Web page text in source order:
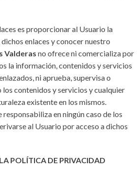
es proporcionar al Usuario la
enlaces y conocer nuestro
Valderas no ofrece ni comercializa por
la información, contenidos y servicios
ni aprueba, supervisa o
contenidos y servicios y cualquier
existente en los mismos.
responsabiliza en ningún caso de los
al Usuario por acceso a dichos
POLÍTICA DE PRIVACIDAD